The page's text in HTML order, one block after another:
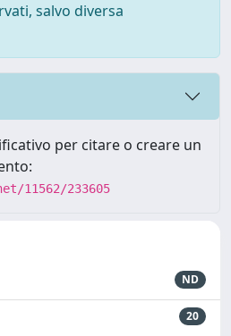
salvo diversa
per citare o creare un
11562/233605
ND
20